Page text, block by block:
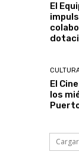
El
El
los